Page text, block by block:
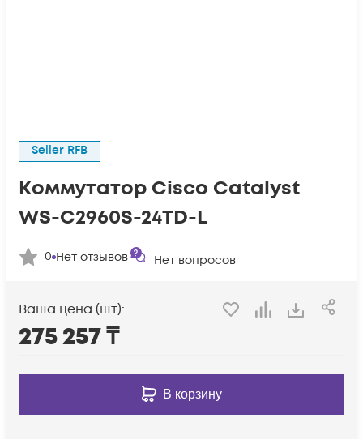
Seller RFB
Коммутатор Cisco Catalyst
WS-C2960S-24TD-L
0 Нет отзывов Нет вопросов
Ваша цена (шт):
275 257₸
В корзину